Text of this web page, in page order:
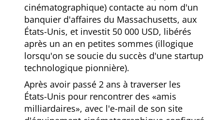
cinématographique) contacte au nom d'un
banquier d'affaires du Massachusetts, aux
États-Unis, et investit 50 000 USD, libérés
après un an en petites sommes (illogique
lorsqu'on se soucie du succès d'une startup
technologique pionnière).
Après avoir passé 2 ans à traverser les
États-Unis pour rencontrer des
amis
milliardaires , avec l'e-mail de son site